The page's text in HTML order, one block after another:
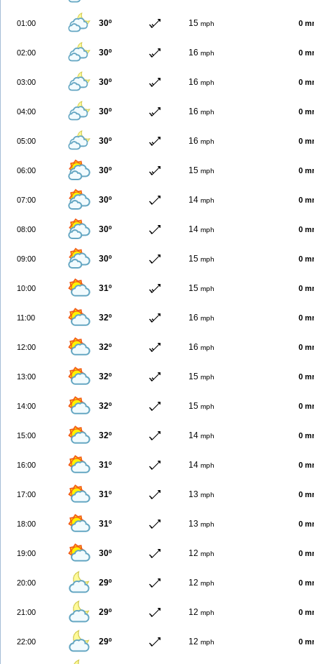
01:00 30º 15 mph 0
02:00 30º 16 mph 0
03:00 30º 16 mph 0
04:00 30º 16 mph 0
05:00 30º 16 mph 0
06:00 30º 15 mph 0
07:00 30º 14 mph 0
08:00 30º 14 mph 0
09:00 30º 15 mph 0
10:00 31º 15 mph 0
11:00 32º 16 mph 0
12:00 32º 16 mph 0
13:00 32º 15 mph 0
14:00 32º 15 mph 0
15:00 32º 14 mph 0
16:00 31º 14 mph 0
17:00 31º 13 mph 0
18:00 31º 13 mph 0
19:00 30º 12 mph 0
20:00 29º 12 mph 0
21:00 29º 12 mph 0
22:00 29º 12 mph 0